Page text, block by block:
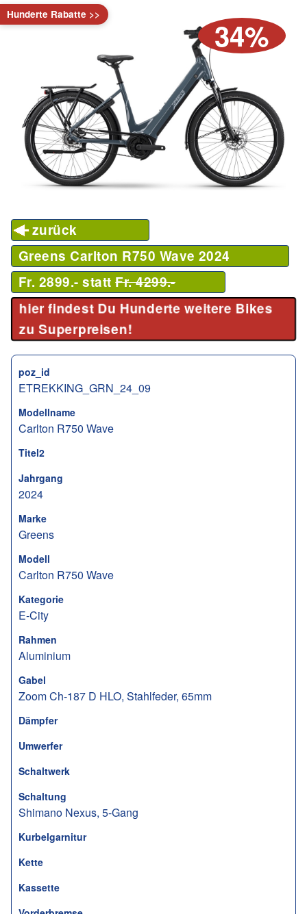
Hunderte Rabatte >>
34%
zurück
Greens Carlton R750 Wave 2024
Fr. 2899.- stattFr. 4299.-
hier findest Du Hunderte weitere Bikes
zu Superpreisen!
poz_id
ETREKKING_GRN_24_09
Modellname
Carlton R750 Wave
Titel2
Jahrgang
2024
Marke
Greens
Modell
Carlton R750 Wave
Kategorie
E-City
Rahmen
Aluminium
Gabel
Zoom Ch-187 D HLO, Stahlfeder, 65mm
Dämpfer
Umwerfer
Schaltwerk
Schaltung
Shimano Nexus, 5-Gang
Kurbelgarnitur
Kette
Kassette